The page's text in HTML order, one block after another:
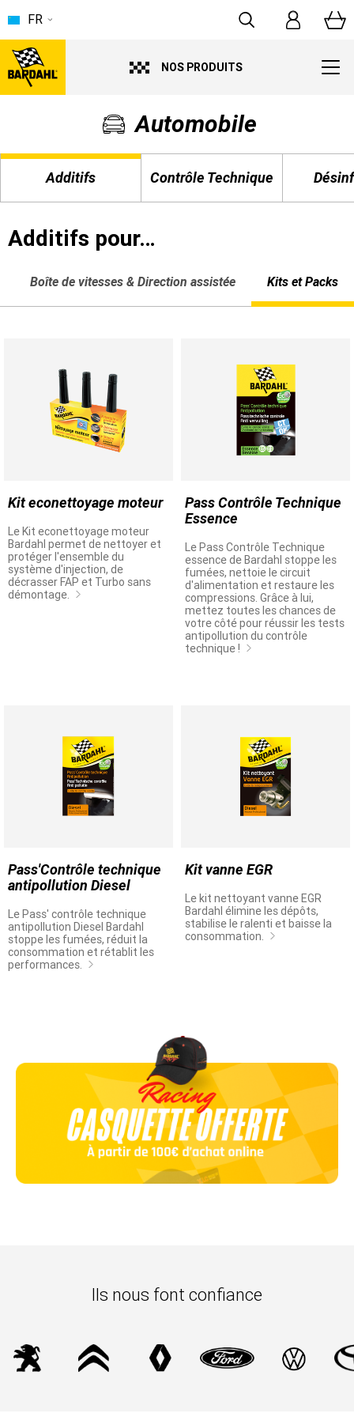
NOS PRODUITS
FR
Automobile
Additifs Contrôle Technique
Additifs pour…
Boîte de vitesses & Direction assistée Kits et Packs
Kit econettoyage moteur
Le Kit econettoyage moteur
Bardahl permet de nettoyer et
protéger l'ensemble du
système d'injection, de
décrasser FAP et Turbo sans
démontage.
Pass Contrôle Technique
Essence
Le Pass Contrôle Technique
essence de Bardahl stoppe les
fumées, nettoie le circuit
d'alimentation et restaure les
compressions. Grâce à lui,
mettez toutes les chances de
votre côté pour réussir les tests
antipollution du contrôle
technique !
Pass'Contrôle technique
antipollution Diesel
Le Pass' contrôle technique
antipollution Diesel Bardahl
stoppe les fumées, réduit la
consommation et rétablit les
performances.
Kit vanne EGR
Le kit nettoyant vanne EGR
Bardahl élimine les dépôts,
stabilise le ralenti et baisse la
consommation.
Ils nous font confiance